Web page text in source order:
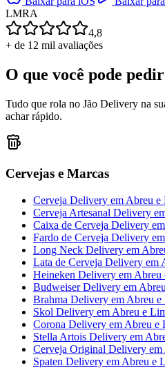
LMRA
4,8
+ de 12 mil avaliações
O que você pode
Tudo que rola no Jão Delivery na
achar rápido.
Cervejas e Marcas
Cerveja Delivery em Abreu e
Cerveja Artesanal Delivery
Caixa de Cerveja Delivery em
Fardo de Cerveja Delivery em
Long Neck Delivery em
Lata de Cerveja Delivery em
Heineken Delivery em Abreu
Budweiser Delivery em
Brahma Delivery em Abreu e
Skol Delivery em Abreu e
Corona Delivery em Abreu e
Stella Artois Delivery em
Cerveja Original Delivery em
Spaten Delivery em Abreu e